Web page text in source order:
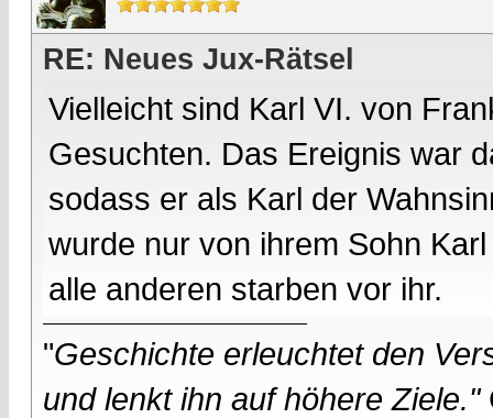
RE: Neues Jux-Rätsel
Vielleicht sind Karl VI. von
Gesuchten. Das Ereignis war
sodass er als Karl der
wurde nur von ihrem Sohn
alle anderen starben vor ihr.
"Geschichte erleuchtet den
und lenkt ihn auf höhere Ziele."